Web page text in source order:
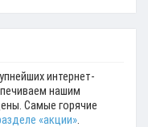
интернет-
нашим
Самые горячие
«акции».